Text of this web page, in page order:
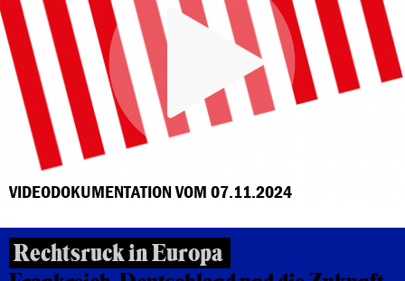
VIDEODOKUMENTATION VOM 07.11.2024
Rechtsruck in Europa